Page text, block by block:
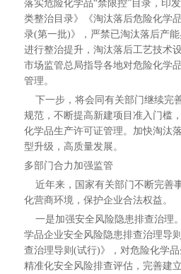
落实危险化学品“禁限控”目录，印
类整治目录》《淘汰落后危险化学
录(第一批)》，严禁已淘汰落后产
进行整治提升，淘汰落后工艺技术
市场监管总局指导各地对危险化学
管理。
下一步，将会同有关部门继续完
规范，不断提高新建项目准入门槛
化学品生产许可证管理。加快淘汰
型升级，高质量发展。
多部门合力加强监管
近年来，国家有关部门不断完善
化营商环境，保护企业合法权益。
一是加强安全风险隐患排查治理
学品企业安全风险隐患排查治理导
查治理导则(试行)》，对危险化学
精准化安全风险排查评估，完善建